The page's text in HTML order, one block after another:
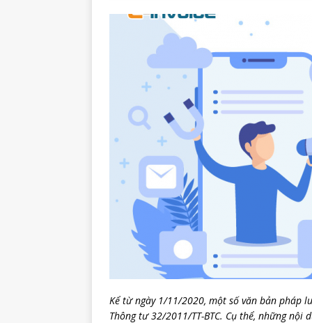
Kể từ ngày 1/11/2020, một số văn bản pháp
Thông tư 32/2011/TT-BTC. Cụ thể, những